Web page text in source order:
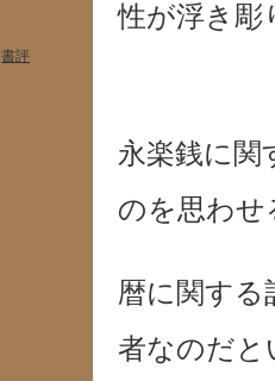
性が浮き彫
永楽銭に関
のを思わせ
暦に関する
者なのだと
書評